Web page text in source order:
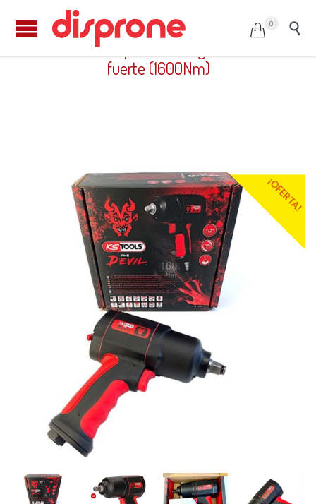
 0 
Pistola de impacto ultraligera de 1/2″
fuerte (1600Nm)
¡OFERTA!